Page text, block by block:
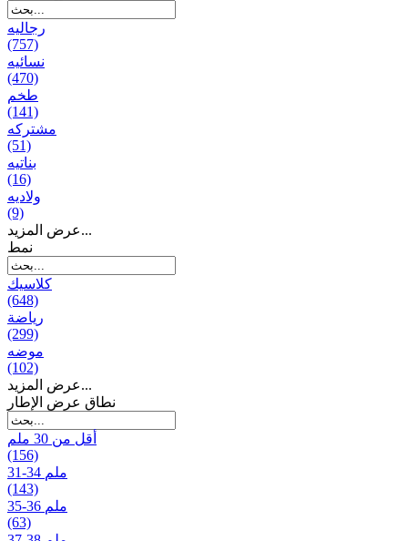
رجالیه
(757)
نسائیه
(470)
طخم
(141)
مشتركه
(51)
بناتیه
(16)
ولادیه
(9)
عرض المزيد...
نمط
كلاسيك
(648)
رياضة
(299)
موضه
(102)
عرض المزيد...
نطاق عرض الإطار
أقل من 30 ملم
(156)
31-34 ملم
(143)
35-36 ملم
(63)